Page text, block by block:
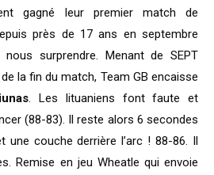
gagné leur premier match de
près de 17 ans en septembre
surprendre. Menant de SEPT
la fin du match, Team GB encaisse
. Les lituaniens font faute et
(88-83). Il reste alors 6 secondes
une couche derrière l’arc ! 88-86. Il
Remise en jeu Wheatle qui envoie